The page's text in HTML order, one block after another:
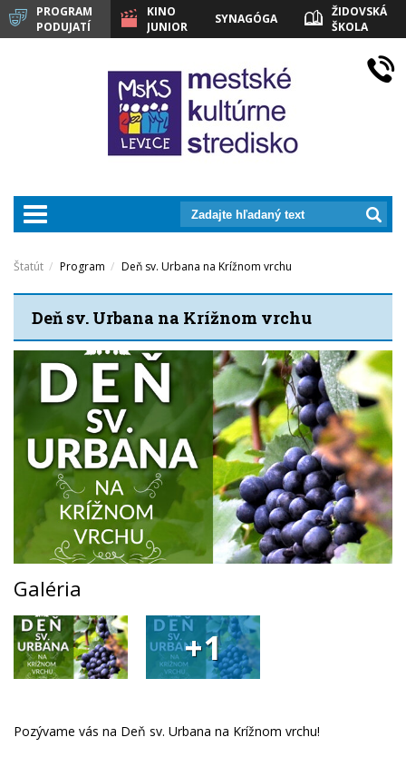
PROGRAM
PODUJATÍ
KINO
JUNIOR
SYNAGÓGA
ŽIDOVSKÁ
ŠKOLA
LEVICE
prepnut_navigaciu
Štatút Program Deň sv. Urbana na Krížnom vrchu
Deň sv. Urbana na Krížnom vrchu
Galéria
+1
Pozývame vás na Deň sv. Urbana na Krížnom vrchu!